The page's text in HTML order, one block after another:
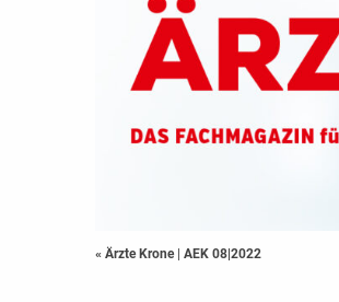
« Ärzte Krone | AEK 08|2022